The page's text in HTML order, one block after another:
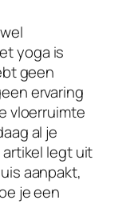
yoga is
geen
ervaring
vloerruimte
al je
legt uit
aanpakt,
je een